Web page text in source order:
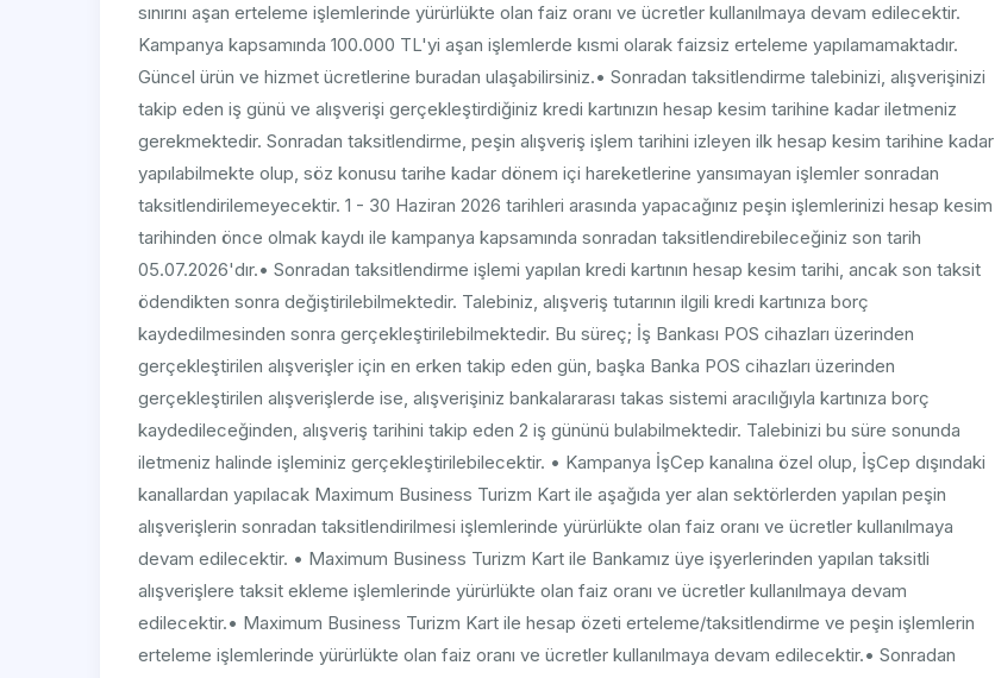
sınırını aşan erteleme işlemlerinde yürürlükte olan faiz oranı ve ücretler kullanılmaya devam edilecektir.
Kampanya kapsamında 100.000 TL'yi aşan işlemlerde kısmi olarak faizsiz erteleme yapılamamaktadır.
Güncel ürün ve hizmet ücretlerine buradan ulaşabilirsiniz.• Sonradan taksitlendirme talebinizi, alışverişinizi
takip eden iş günü ve alışverişi gerçekleştirdiğiniz kredi kartınızın hesap kesim tarihine kadar iletmeniz
gerekmektedir. Sonradan taksitlendirme, peşin alışveriş işlem tarihini izleyen ilk hesap kesim tarihine kadar
yapılabilmekte olup, söz konusu tarihe kadar dönem içi hareketlerine yansımayan işlemler sonradan
taksitlendirilemeyecektir. 1 - 30 Haziran 2026 tarihleri arasında yapacağınız peşin işlemlerinizi hesap kesim
tarihinden önce olmak kaydı ile kampanya kapsamında sonradan taksitlendirebileceğiniz son tarih
05.07.2026'dır.• Sonradan taksitlendirme işlemi yapılan kredi kartının hesap kesim tarihi, ancak son taksit
ödendikten sonra değiştirilebilmektedir. Talebiniz, alışveriş tutarının ilgili kredi kartınıza borç
kaydedilmesinden sonra gerçekleştirilebilmektedir. Bu süreç; İş Bankası POS cihazları üzerinden
gerçekleştirilen alışverişler için en erken takip eden gün, başka Banka POS cihazları üzerinden
gerçekleştirilen alışverişlerde ise, alışverişiniz bankalararası takas sistemi aracılığıyla kartınıza borç
kaydedileceğinden, alışveriş tarihini takip eden 2 iş gününü bulabilmektedir. Talebinizi bu süre sonunda
iletmeniz halinde işleminiz gerçekleştirilebilecektir. • Kampanya İşCep kanalına özel olup, İşCep dışındaki
kanallardan yapılacak Maximum Business Turizm Kart ile aşağıda yer alan sektörlerden yapılan peşin
alışverişlerin sonradan taksitlendirilmesi işlemlerinde yürürlükte olan faiz oranı ve ücretler kullanılmaya
devam edilecektir. • Maximum Business Turizm Kart ile Bankamız üye işyerlerinden yapılan taksitli
alışverişlere taksit ekleme işlemlerinde yürürlükte olan faiz oranı ve ücretler kullanılmaya devam
edilecektir.• Maximum Business Turizm Kart ile hesap özeti erteleme/taksitlendirme ve peşin işlemlerin
erteleme işlemlerinde yürürlükte olan faiz oranı ve ücretler kullanılmaya devam edilecektir.• Sonradan